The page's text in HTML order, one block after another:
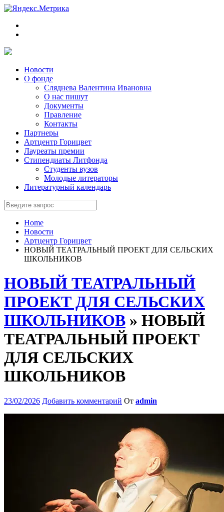
Новости
О фонде
Сляднева Валентина Ивановна
О нас пишут
Документы
Правление
Контакты
Партнеры
Артцентр Горицвет
Лауреаты премии
Стипендиаты Литфонда
Студенты вузов
Молодые литераторы
Литературный календарь
Home
Новости
Артцентр Горицвет
НОВЫЙ ТЕАТРАЛЬНЫЙ ПРОЕКТ ДЛЯ СЕЛЬСКИХ
ШКОЛЬНИКОВ
НОВЫЙ ТЕАТРАЛЬНЫЙ
ПРОЕКТ ДЛЯ СЕЛЬСКИХ
ШКОЛЬНИКОВ » НОВЫЙ
ТЕАТРАЛЬНЫЙ ПРОЕКТ
ДЛЯ СЕЛЬСКИХ
ШКОЛЬНИКОВ
23/02/2026 Добавить комментарий От admin